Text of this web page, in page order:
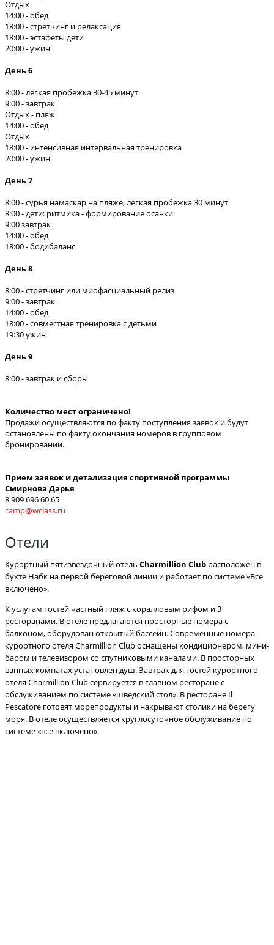
Отдых
14:00 - обед
18:00 - стретчинг и релаксация
18:00 - эстафеты дети
20:00 - ужин
День 6
8:00 - лёгкая пробежка 30-45 минут
9:00 - завтрак
Отдых - пляж
14:00 - обед
Отдых
18:00 - интенсивная интервальная тренировка
20:00 - ужин
День 7
8:00 - сурья намаскар на пляже, лёгкая пробежка 30 минут
8:00 - дети: ритмика - формирование осанки
9:00 завтрак
14:00 - обед
18:00 - бодибаланс
День 8
8:00 - стретчинг или миофасциальный релиз
9:00 - завтрак
14:00 - обед
18:00 - совместная тренировка с детьми
19:30 ужин
День 9
8:00 - завтрак и сборы
Количество мест ограничено!
Продажи осуществляются по факту поступления заявок и будут
остановлены по факту окончания номеров в групповом
бронировании.
Прием заявок и детализация спортивной программы
Смирнова Дарья
8 909 696 60 65
camp@wclass.ru
Отели
Курортный пятизвездочный отель Charmillion Club расположен в
бухте Набк на первой береговой линии и работает по системе «Все
включено».
К услугам гостей частный пляж с коралловым рифом и 3
ресторанами. В отеле предлагаются просторные номера с
балконом, оборудован открытый бассейн. Современные номера
курортного отеля Charmillion Club оснащены кондиционером, мини-
баром и телевизором со спутниковыми каналами. В просторных
ванных комнатах установлен душ. Завтрак для гостей курортного
отеля Charmillion Club сервируется в главном ресторане с
обслуживанием по системе «шведский стол». В ресторане Il
Pescatore готовят морепродукты и накрывают столики на берегу
моря. В отеле осуществляется круглосуточное обслуживание по
системе «все включено».